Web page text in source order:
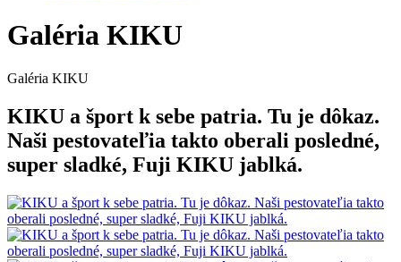
Galéria KIKU
Galéria KIKU
KIKU a šport k sebe patria. Tu je dôkaz.
Naši pestovateľia takto oberali posledné,
super sladké, Fuji KIKU jablká.